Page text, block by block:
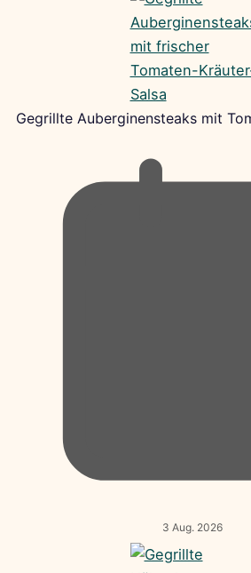
Gegrillte Auberginensteaks mit
3 Aug. 2026